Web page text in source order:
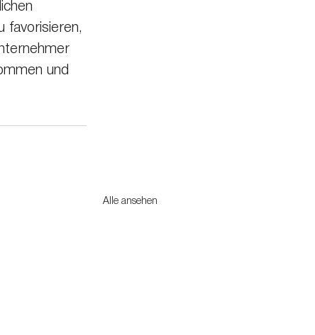
favorisieren,
und
Alle ansehen